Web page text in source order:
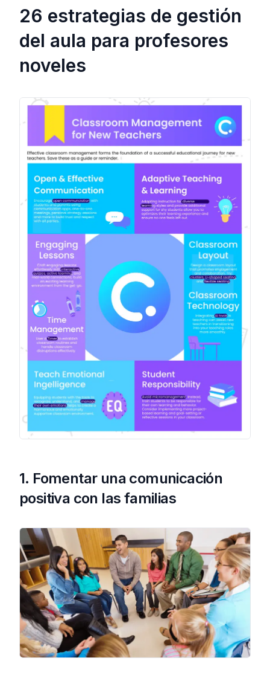
26 estrategias de gestión
del aula para profesores
noveles
1. Fomentar una comunicación
positiva con las familias